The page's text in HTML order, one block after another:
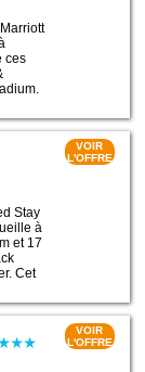
ces
Stay
à
et 17
Cet
VOIR
L'OFFRE
VOIR
L'OFFRE